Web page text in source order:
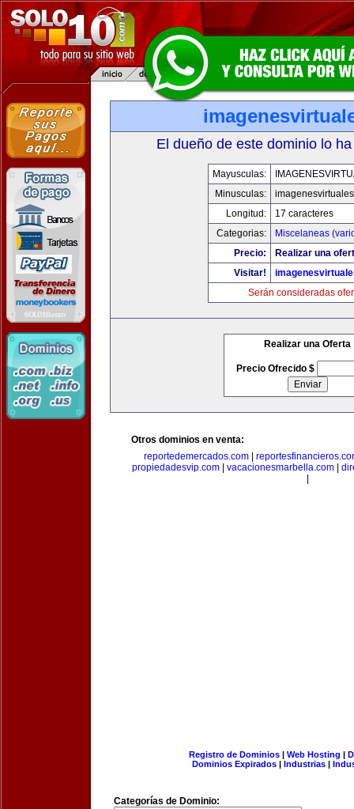
El dueño de este dominio lo
Mayusculas:
Minusculas:
Longitud:
17 caracteres
Categorias:
Miscelaneas
Precio:
Realizar una
Visitar!
Serán consideradas
Realizar una Oferta
Precio Ofrecido $
Otros dominios en venta:
reportedemercados.com
propiedadesvip.com
vacacionesmarbella.com
Registro de Dominios| Web Hosting |
Dominios Expirados | Industrias |
Categorías de Dominio: